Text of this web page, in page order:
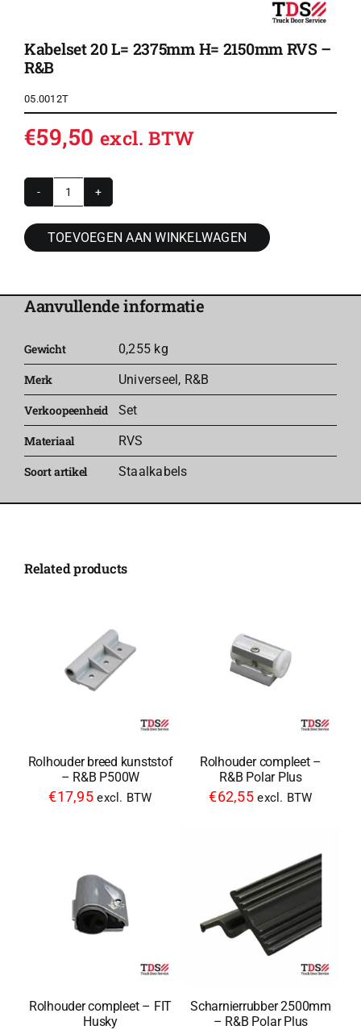
Kabelset 20 L= 2375mm H= 2150mm RVS –
R&B
05.0012T
€59,50 excl. BTW
Kabelset
20
L=
H=
R&B
aantal
TOEVOEGEN AAN WINKELWAGEN
Aanvullende informatie
Gewicht
0,255 kg
Merk
Universeel, R&B
Verkoopeenheid
Set
Materiaal
RVS
Soort artikel
Staalkabels
Related products
Rolhouder breed kunststof
– R&B P500W
€17,95 excl. BTW
Rolhouder compleet –
R&B Polar Plus
€62,55 excl. BTW
Rolhouder compleet – FIT
Husky
Scharnierrubber 2500mm
– R&B Polar Plus